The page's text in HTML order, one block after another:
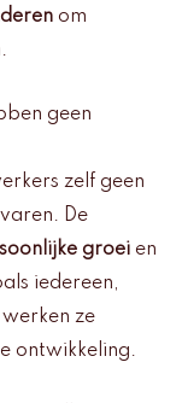
om
geen
zelf geen
De
groei en
iedereen,
ze
ontwikkeling.